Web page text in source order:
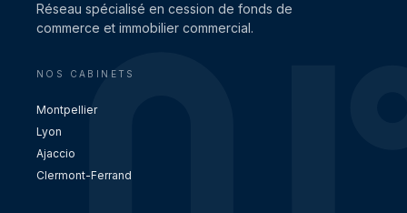
Réseau spécialisé en cession de fonds de
commerce et immobilier commercial.
NOS CABINETS
Montpellier
Lyon
Ajaccio
Clermont-Ferrand